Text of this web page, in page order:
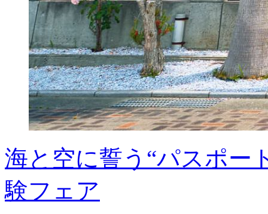
海と空に誓う“パスポー
験フェア